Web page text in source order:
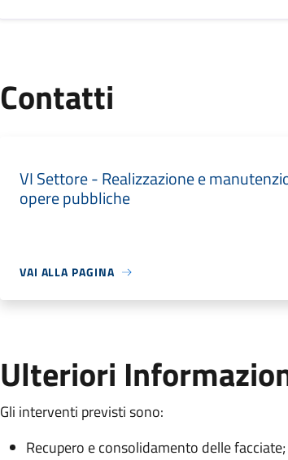
Contatti
VI Settore - Realizzazione e
opere pubbliche
VAI ALLA PAGINA
Ulteriori
Gli interventi previsti sono:
Recupero e consolidamento delle facciate;